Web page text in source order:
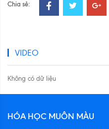
Chia sẻ:
VIDEO
Không có dữ liệu
HÓA HỌC MUÔN MÀU